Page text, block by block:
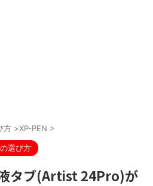
方 >XP-PEN >
選び方
タブ(Artist 24Pro)が